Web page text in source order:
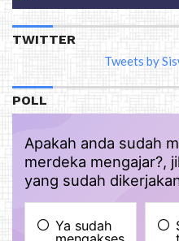
TWITTER
Tweets by
POLL